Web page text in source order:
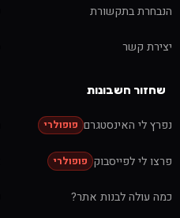
הנבחרת בתקשורת
יצירת קשר
שחזור חשבונות
נפרץ לי האינסטגרם פופולרי
פרצו לי לפייסבוק פופולרי
כמה עולה לבנות אתר?